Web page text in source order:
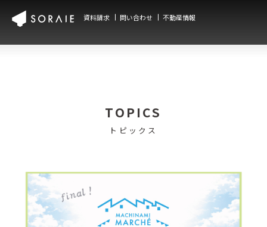
資料請求 問い合わせ 不動産情報
TOPICS
トピックス